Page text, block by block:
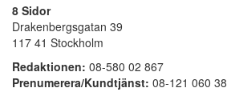
8 Sidor
Drakenbergsgatan 39
117 41 Stockholm
Redaktionen: 08-580 02 867
Prenumerera/Kundtjänst: 08-121 060 38